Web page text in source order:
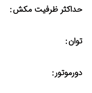
حداکثر ظرفیت مکش
توان
دورموتور